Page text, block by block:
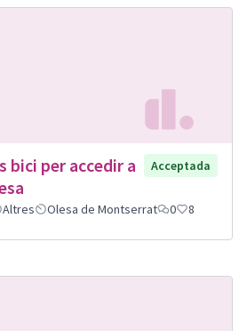
bici per accedir a
Acceptada
Altres Olesa de Montserrat 0 8